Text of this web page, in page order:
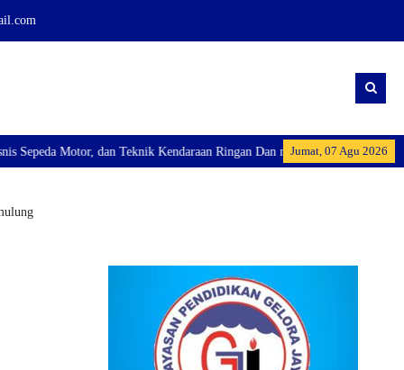
Jumat, 07 Agu 2026
Kendaraan Ringan Dan membuka Kelas Industri: Axioo Class